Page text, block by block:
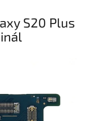
S20 Plus